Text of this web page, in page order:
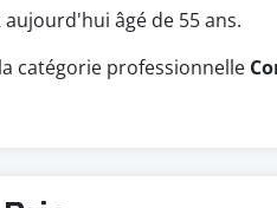
aujourd'hui âgé de 55 ans.
catégorie professionnelle